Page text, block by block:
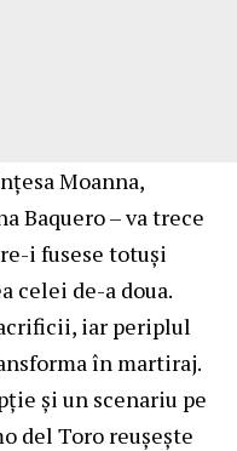
Moanna,
Baquero – va trece
i fusese totuși
celei de-a doua.
iar periplul
în martiraj.
și un scenariu pe
del Toro reușește